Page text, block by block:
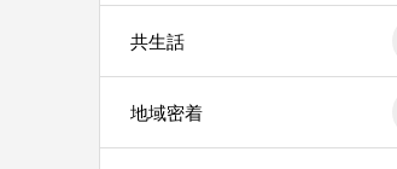
共生話
地域密着